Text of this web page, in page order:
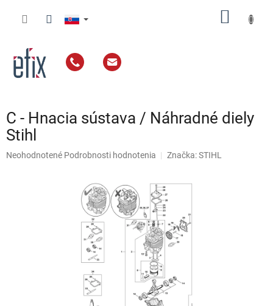
C - Hnacia sústava / Náhradné diely
Stihl
Priemerné
Neohodnotené Podrobnosti hodnotenia Značka:STIHL